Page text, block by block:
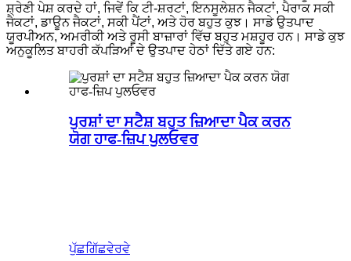
ਸ਼੍ਰੇਣੀ ਪੇਸ਼ ਕਰਦੇ ਹਾਂ, ਜਿਵੇਂ ਕਿ ਟੀ-ਸ਼ਰਟਾਂ, ਇਨਸੂਲੇਸ਼ਨ ਜੈਕਟਾਂ, ਪੈਰਾਕ ਸਕੀ
ਜੈਕਟਾਂ, ਡਾਊਨ ਜੈਕਟਾਂ, ਸਕੀ ਪੈਂਟਾਂ, ਅਤੇ ਹੋਰ ਬਹੁਤ ਕੁਝ। ਸਾਡੇ ਉਤਪਾਦ
ਯੂਰਪੀਅਨ, ਅਮਰੀਕੀ ਅਤੇ ਰੂਸੀ ਬਾਜ਼ਾਰਾਂ ਵਿੱਚ ਬਹੁਤ ਮਸ਼ਹੂਰ ਹਨ। ਸਾਡੇ ਕੁਝ
ਅਨੁਕੂਲਿਤ ਬਾਹਰੀ ਕੱਪੜਿਆਂ ਦੇ ਉਤਪਾਦ ਹੇਠਾਂ ਦਿੱਤੇ ਗਏ ਹਨ:
ਪੁਰਸ਼ਾਂ ਦਾ ਸਟੈਸ਼ ਬਹੁਤ ਜ਼ਿਆਦਾ ਪੈਕ ਕਰਨ
ਯੋਗ ਹਾਫ-ਜ਼ਿਪ ਪੁਲਓਵਰ
ਪੁੱਛਗਿੱਛਵੇਰਵੇ